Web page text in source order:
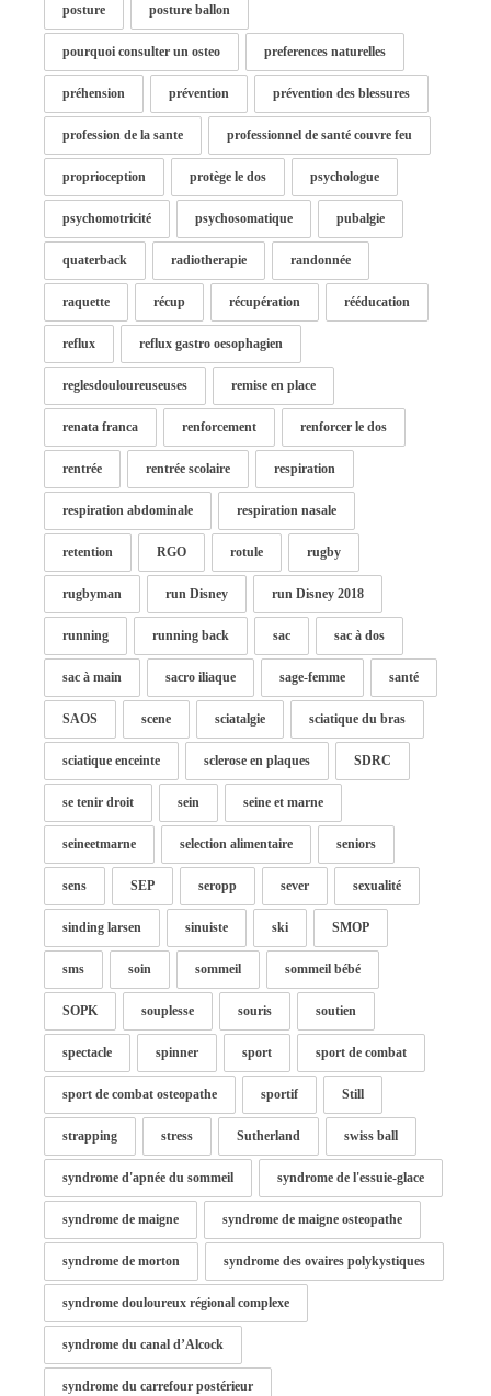
posture posture ballon
pourquoi consulter un osteo preferences naturelles
préhension prévention prévention des blessures
profession de la sante professionnel de santé couvre feu
proprioception protège le dos psychologue
psychomotricité psychosomatique pubalgie
quaterback radiotherapie randonnée
raquette récup récupération rééducation
reflux reflux gastro oesophagien
reglesdouloureuseuses remise en place
renata franca renforcement renforcer le dos
rentrée rentrée scolaire respiration
respiration abdominale respiration nasale
retention RGO rotule rugby
rugbyman run Disney run Disney 2018
running running back sac sac à dos
sac à main sacro iliaque sage-femme santé
SAOS scene sciatalgie sciatique du bras
sciatique enceinte sclerose en plaques SDRC
se tenir droit sein seine et marne
seineetmarne selection alimentaire seniors
sens SEP seropp sever sexualité
sinding larsen sinuiste ski SMOP
sms soin sommeil sommeil bébé
SOPK souplesse souris soutien
spectacle spinner sport sport de combat
sport de combat osteopathe sportif Still
strapping stress Sutherland swiss ball
syndrome d'apnée du sommeil syndrome de l'essuie-glace
syndrome de maigne syndrome de maigne osteopathe
syndrome de morton syndrome des ovaires polykystiques
syndrome douloureux régional complexe
syndrome du canal d’Alcock
syndrome du carrefour postérieur